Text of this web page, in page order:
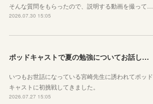
そんな質問をもらったので、説明する動画を撮って…
2026.07.30 15:05
ポッドキャストで夏の勉強についてお話ししています！
いつもお世話になっている宮崎先生に誘われてポッド
キャストに初挑戦してきました。
2026.07.27 15:05